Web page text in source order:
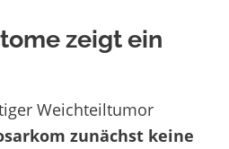
zeigt ein
Weichteiltumor
zunächst keine